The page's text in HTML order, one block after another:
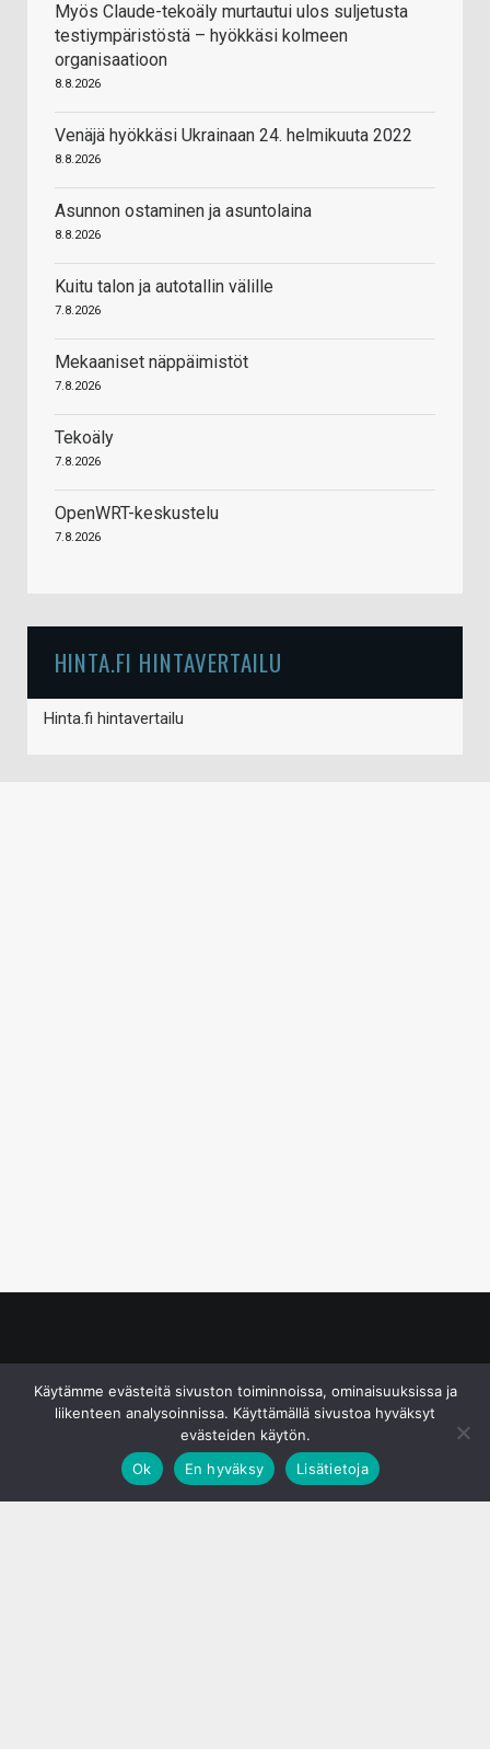
Myös Claude-tekoäly murtautui ulos suljetusta
testiympäristöstä – hyökkäsi kolmeen
organisaatioon
8.8.2026
Venäjä hyökkäsi Ukrainaan 24. helmikuuta 2022
8.8.2026
Asunnon ostaminen ja asuntolaina
8.8.2026
Kuitu talon ja autotallin välille
7.8.2026
Mekaaniset näppäimistöt
7.8.2026
Tekoäly
7.8.2026
OpenWRT-keskustelu
7.8.2026
HINTA.FI HINTAVERTAILU
Hinta.fi hintavertailu
Käytämme evästeitä sivuston toiminnoissa, ominaisuuksissa ja
liikenteen analysoinnissa. Käyttämällä sivustoa hyväksyt
evästeiden käytön.
Ok
En hyväksy Lisätietoja